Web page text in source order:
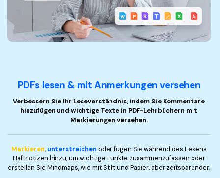
PDFs lesen & mit Anmerkungen versehen
Verbessern Sie Ihr Leseverständnis, indem Sie Kommentare
hinzufügen und wichtige Texte in PDF-Lehrbüchern mit
Markierungen versehen.
Markieren, unterstreichen oder fügen Sie während des Lesens
Haftnotizen hinzu, um wichtige Punkte zusammenzufassen oder
erstellen Sie Mindmaps, wie mit Stift und Papier, aber zeitsparender.